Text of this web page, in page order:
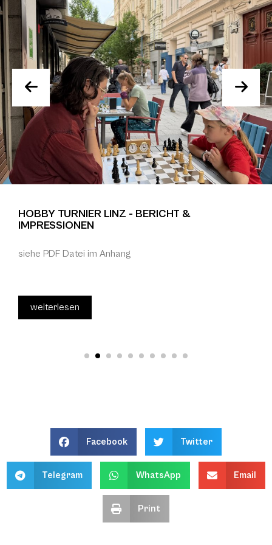
HOBBY TURNIER LINZ - BERICHT &
IMPRESSIONEN
siehe PDF Datei im Anhang
weiterlesen
Facebook Twitter
Telegram WhatsApp Email
Print